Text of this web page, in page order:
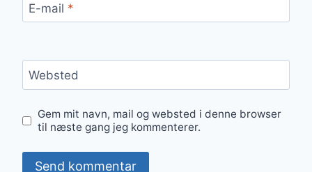
E-mail *
Websted
Gem mit navn, mail og websted i denne browser
til næste gang jeg kommenterer.